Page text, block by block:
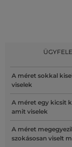
A méret sokkal
viselek
A méret egy kicsit
amit viselek
A méret
szokásosan viselt